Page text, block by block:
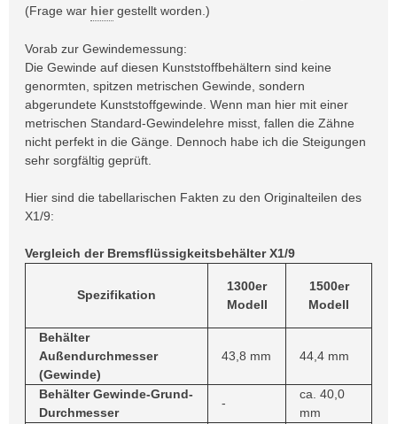
(Frage war hiergestellt worden.)
Vorab zur Gewindemessung:
Die Gewinde auf diesen Kunststoffbehältern sind keine
genormten, spitzen metrischen Gewinde, sondern
abgerundete Kunststoffgewinde. Wenn man hier mit einer
metrischen Standard-Gewindelehre misst, fallen die Zähne
nicht perfekt in die Gänge. Dennoch habe ich die Steigungen
sehr sorgfältig geprüft.
Hier sind die tabellarischen Fakten zu den Originalteilen des
X1/9:
Vergleich der Bremsflüssigkeitsbehälter X1/9
Spezifikation
1300er
Modell
1500er
Modell
Behälter
Außendurchmesser
(Gewinde)
43,8 mm 44,4 mm
Behälter Gewinde-Grund-
Durchmesser
-
ca. 40,0
mm